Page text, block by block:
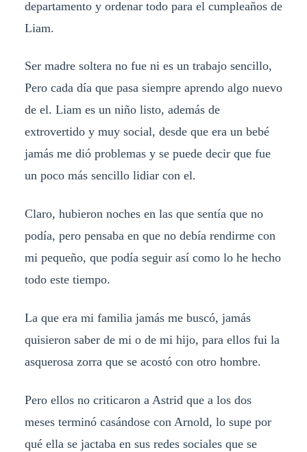
departamento y ordenar todo para el cumpleaños de
Liam.
Ser madre soltera no fue ni es un trabajo sencillo,
Pero cada día que pasa siempre aprendo algo nuevo
de el. Liam es un niño listo, además de
extrovertido y muy social, desde que era un bebé
jamás me dió problemas y se puede decir que fue
un poco más sencillo lidiar con el.
Claro, hubieron noches en las que sentía que no
podía, pero pensaba en que no debía rendirme con
mi pequeño, que podía seguir así como lo he hecho
todo este tiempo.
La que era mi familia jamás me buscó, jamás
quisieron saber de mi o de mi hijo, para ellos fui la
asquerosa zorra que se acostó con otro hombre.
Pero ellos no criticaron a Astrid que a los dos
meses terminó casándose con Arnold, lo supe por
qué ella se jactaba en sus redes sociales que se